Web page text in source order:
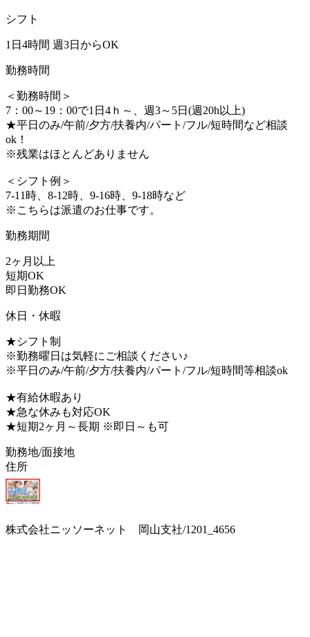
シフト
1日4時間 週3日からOK
勤務時間
＜勤務時間＞
7：00～19：00で1日4ｈ～、週3～5日(週20h以上)
★平日のみ/午前/夕方/扶養内/パート/フル/短時間など相談
ok！
※残業はほとんどありません
＜シフト例＞
7-11時、8-12時、9-16時、9-18時など
※こちらは派遣のお仕事です。
勤務期間
2ヶ月以上
短期OK
即日勤務OK
休日・休暇
★シフト制
※勤務曜日は気軽にご相談ください♪
※平日のみ/午前/夕方/扶養内/パート/フル/短時間等相談ok
★有給休暇あり
★急な休みも対応OK
★短期2ヶ月～長期 ※即日～も可
勤務地/面接地
住所
株式会社ニッソーネット 岡山支社/1201_4656